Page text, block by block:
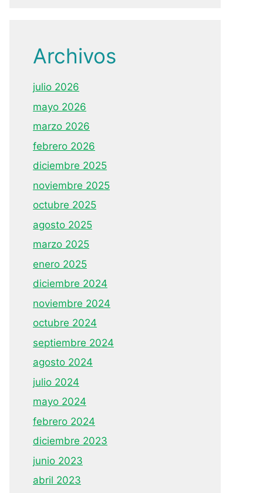
Archivos
julio 2026
mayo 2026
marzo 2026
febrero 2026
diciembre 2025
noviembre 2025
octubre 2025
agosto 2025
marzo 2025
enero 2025
diciembre 2024
noviembre 2024
octubre 2024
septiembre 2024
agosto 2024
julio 2024
mayo 2024
febrero 2024
diciembre 2023
junio 2023
abril 2023